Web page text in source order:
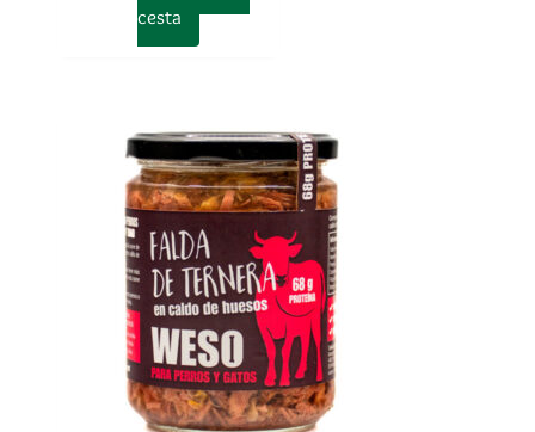
cesta